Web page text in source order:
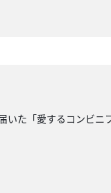
た「愛するコンビニ